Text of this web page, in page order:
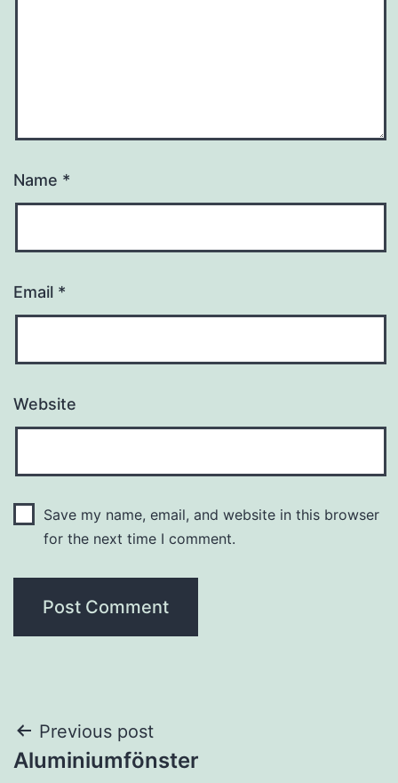
Name *
Email *
Website
Save my name, email, and website in this browser
for the next time I comment.
Post
Previous post
Aluminiumfönster